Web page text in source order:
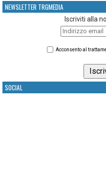
NEWSLETTER TRGMEDIA
Iscriviti alla
Acconsento al
SOCIAL